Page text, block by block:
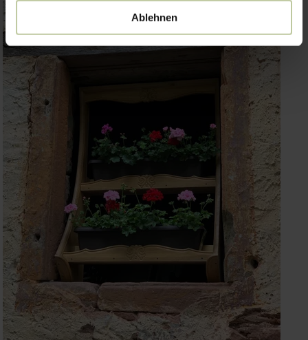
Ablehnen